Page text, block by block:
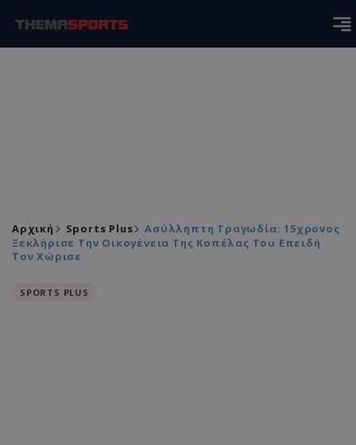
Αρχική Sports Plus
Ασύλληπτη Τραγωδία: 15χρονος
Ξεκλήρισε Την Οικογένεια Της Κοπέλας Του Επειδή
Τον Χώρισε
SPORTS PLUS